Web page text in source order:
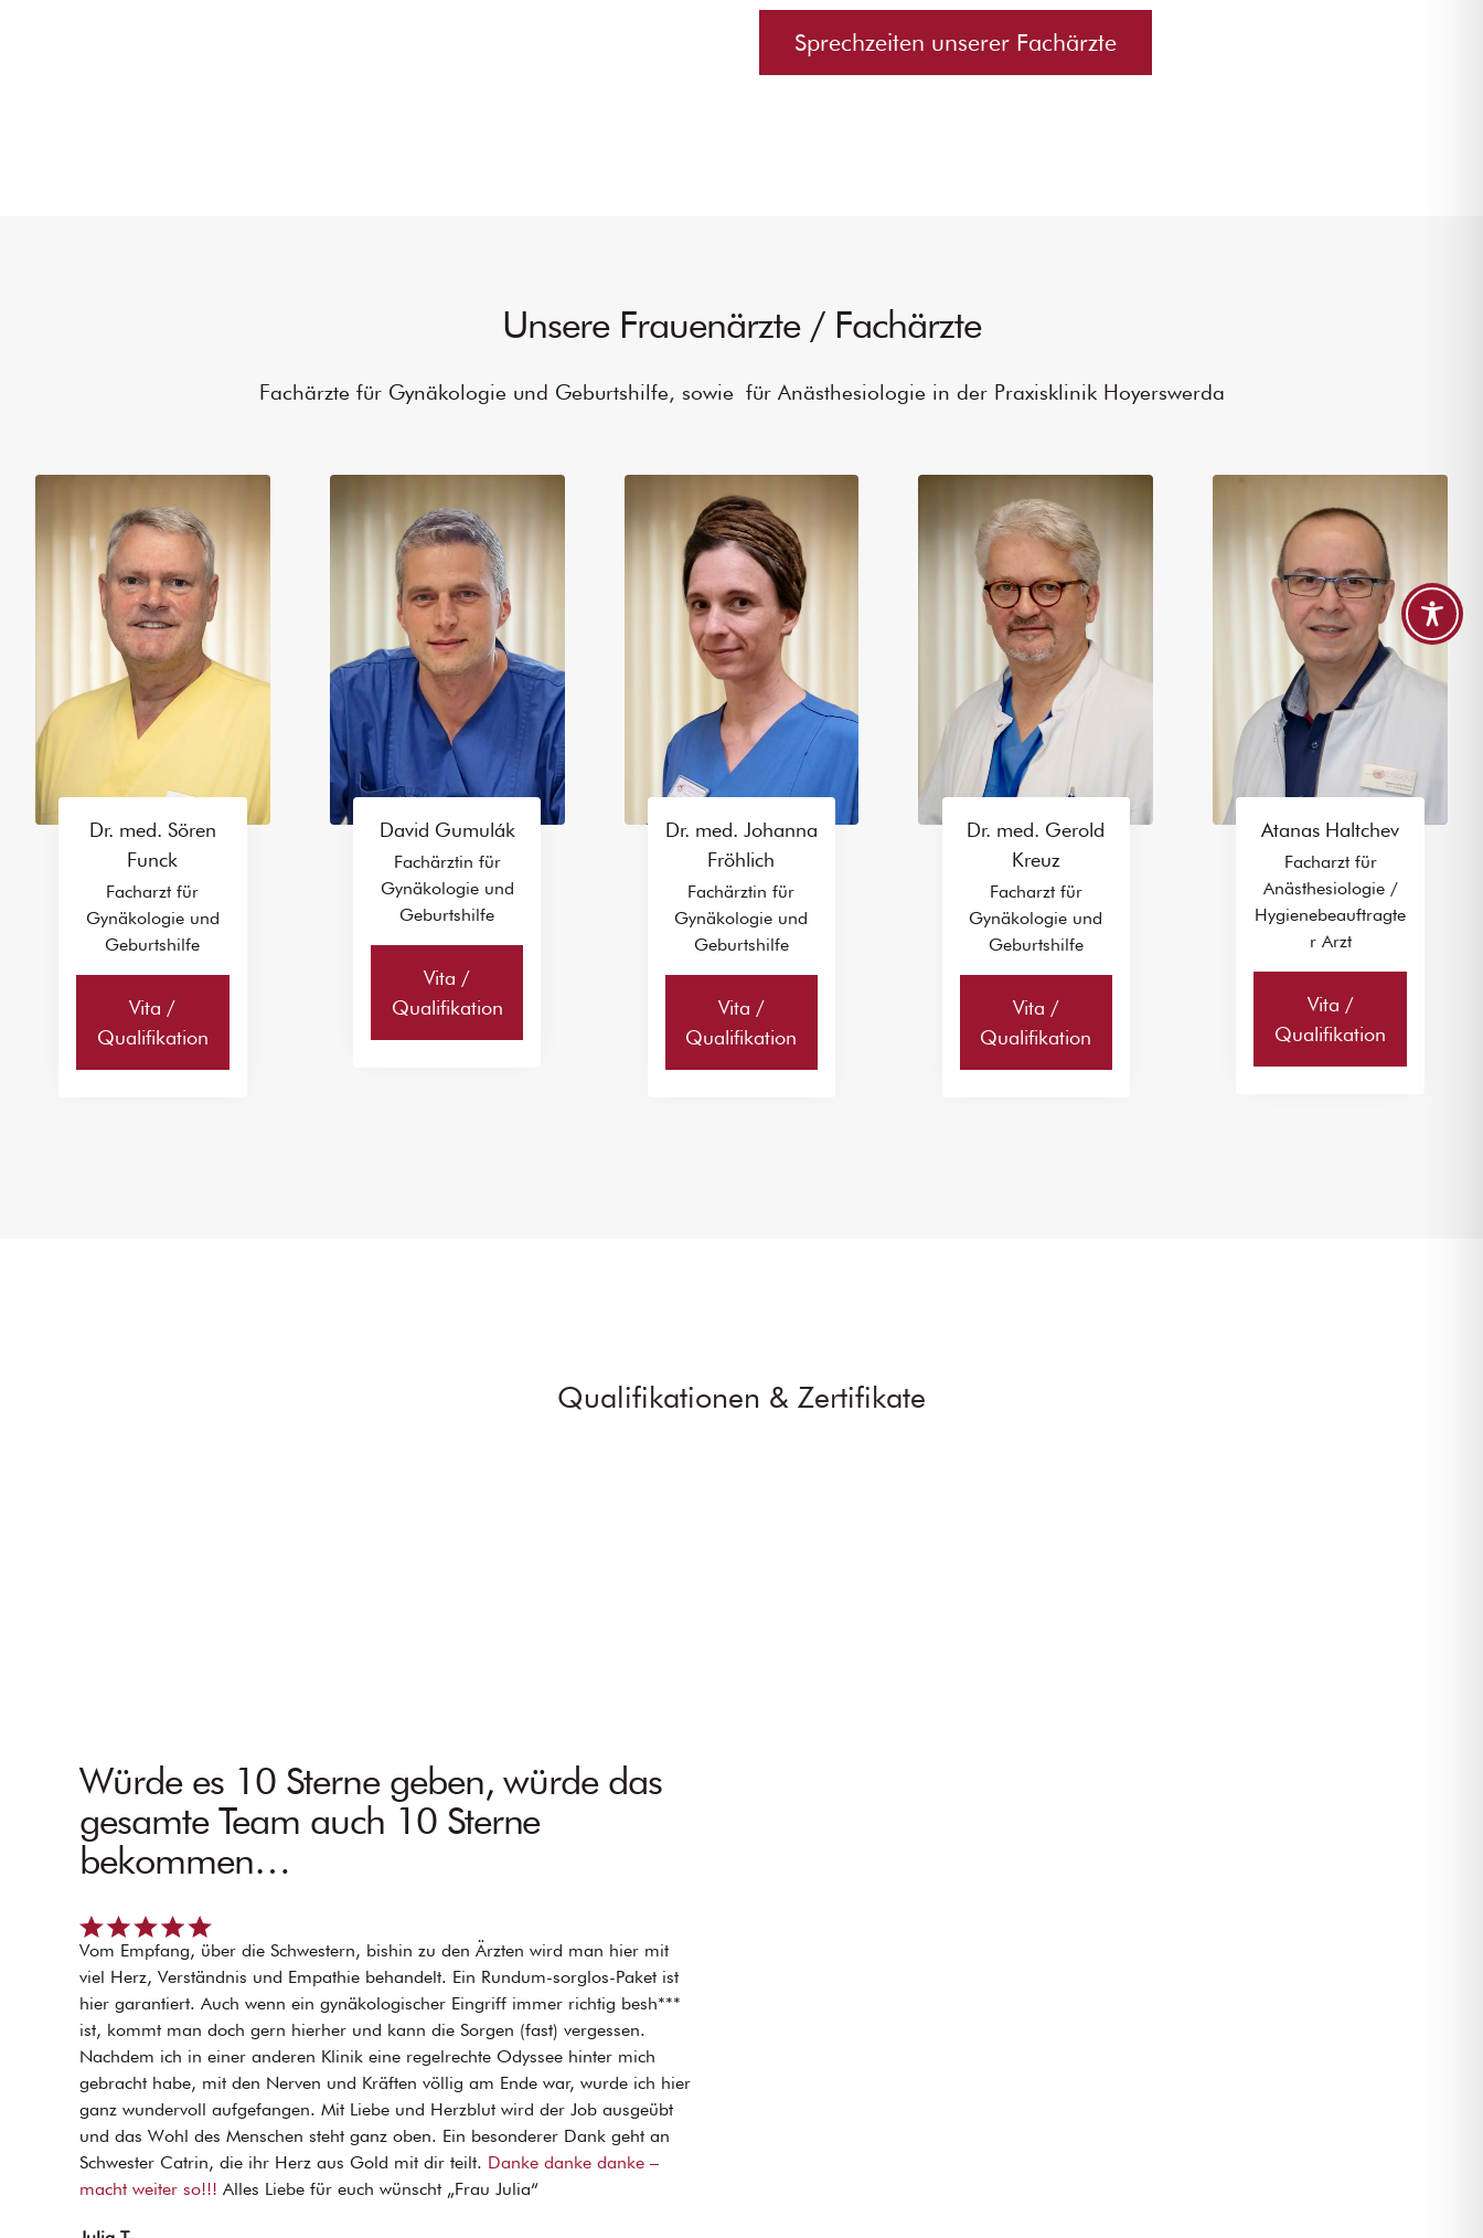
Sprechzeiten unserer Fachärzte
Unsere Frauenärzte / Fachärzte
Fachärzte für Gynäkologie und Geburtshilfe, sowie für Anästhesiologie in der Praxisklinik Hoyerswerda
Dr. med. Sören
Funck
Facharzt für
Gynäkologie und
Geburtshilfe
Vita /
Qualifikation
David Gumulák
Fachärztin für
Gynäkologie und
Geburtshilfe
Vita /
Qualifikation
Dr. med. Johanna
Fröhlich
Fachärztin für
Gynäkologie und
Geburtshilfe
Vita /
Qualifikation
Dr. med. Gerold
Kreuz
Facharzt für
Gynäkologie und
Geburtshilfe
Vita /
Qualifikation
Atanas Haltchev
Facharzt für
Anästhesiologie /
Hygienebeauftragte
r Arzt
Vita /
Qualifikation
Qualifikationen & Zertifikate
Würde es 10 Sterne geben, würde das
gesamte Team auch 10 Sterne
bekommen…
Vom Empfang, über die Schwestern, bishin zu den Ärzten wird man hier mit
viel Herz, Verständnis und Empathie behandelt. Ein Rundum-sorglos-Paket ist
hier garantiert. Auch wenn ein gynäkologischer Eingriff immer richtig besh***
ist, kommt man doch gern hierher und kann die Sorgen (fast) vergessen.
Nachdem ich in einer anderen Klinik eine regelrechte Odyssee hinter mich
gebracht habe, mit den Nerven und Kräften völlig am Ende war, wurde ich hier
ganz wundervoll aufgefangen. Mit Liebe und Herzblut wird der Job ausgeübt
und das Wohl des Menschen steht ganz oben. Ein besonderer Dank geht an
Schwester Catrin, die ihr Herz aus Gold mit dir teilt. Danke danke danke –
macht weiter so!!! Alles Liebe für euch wünscht „Frau Julia“